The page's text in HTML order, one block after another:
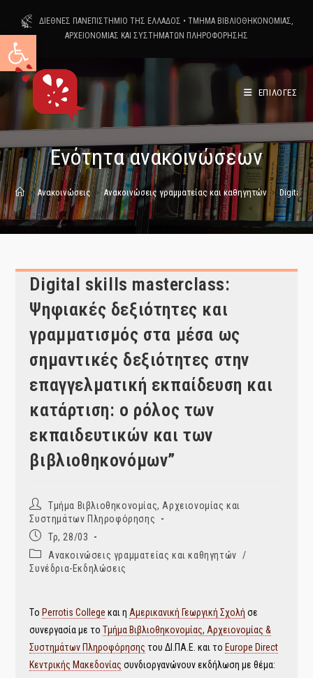
Ανοίξτε τη γραμμή εργαλείων
content
ΔΙΕΘΝΕΣ ΠΑΝΕΠΙΣΤΗΜΙΟ ΤΗΣ ΕΛΛΑΔΟΣ • ΤΜΗΜΑ ΒΙΒΛΙΟΘΗΚΟΝΟΜΙΑΣ,
ΑΡΧΕΙΟΝΟΜΙΑΣ ΚΑΙ ΣΥΣΤΗΜΑΤΩΝ ΠΛΗΡΟΦΟΡΗΣΗΣ
ΕΠΙΛΟΓΕΣ
Ενότητα ανακοινώσεων
> Ανακοινώσεις > Ανακοινώσεις γραμματείας και καθηγητών > Digital
Digital skills masterclass:
Ψηφιακές δεξιότητες και
γραμματισμός στα μέσα ως
σημαντικές δεξιότητες στην
επαγγελματική εκπαίδευση και
κατάρτιση: ο ρόλος των
εκπαιδευτικών και των
βιβλιοθηκονόμων”
Post
author:
Τμήμα Βιβλιοθηκονομίας, Αρχειονομίας και
Συστημάτων Πληροφόρησης
Post
published:
Τρ, 28/03
Post
category:
Ανακοινώσεις γραμματείας και καθηγητών /
Συνέδρια-Εκδηλώσεις
Τo Perrotis College και η Αμερικανική Γεωργική Σχολή σε
συνεργασία με τοΤμήμα Βιβλιοθηκονομίας, Αρχειονομίας &
Συστημάτων Πληροφόρησης του ΔΙ.ΠΑ.Ε. και το Europe Direct
Κεντρικής Μακεδονίας συνδιοργανώνουν εκδήλωση με θέμα: